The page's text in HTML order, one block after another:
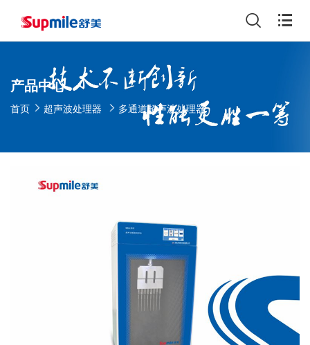
产品中心
首页 超声波处理器 多通道超声波处理器